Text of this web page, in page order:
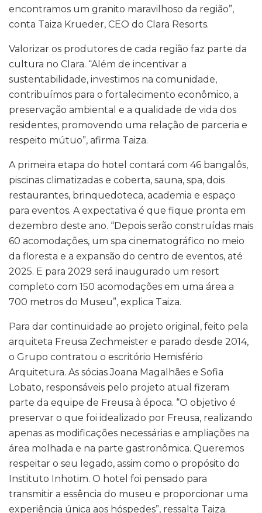
encontramos um granito maravilhoso da região”,
conta Taiza Krueder, CEO do Clara Resorts.
Valorizar os produtores de cada região faz parte da
cultura no Clara. “Além de incentivar a
sustentabilidade, investimos na comunidade,
contribuímos para o fortalecimento econômico, a
preservação ambiental e a qualidade de vida dos
residentes, promovendo uma relação de parceria e
respeito mútuo”, afirma Taiza.
A primeira etapa do hotel contará com 46 bangalôs,
piscinas climatizadas e coberta, sauna, spa, dois
restaurantes, brinquedoteca, academia e espaço
para eventos. A expectativa é que fique pronta em
dezembro deste ano. “Depois serão construídas mais
60 acomodações, um spa cinematográfico no meio
da floresta e a expansão do centro de eventos, até
2025. E para 2029 será inaugurado um resort
completo com 150 acomodações em uma área a
700 metros do Museu”, explica Taiza.
Para dar continuidade ao projeto original, feito pela
arquiteta Freusa Zechmeister e parado desde 2014,
o Grupo contratou o escritório Hemisfério
Arquitetura. As sócias Joana Magalhães e Sofia
Lobato, responsáveis pelo projeto atual fizeram
parte da equipe de Freusa à época. “O objetivo é
preservar o que foi idealizado por Freusa, realizando
apenas as modificações necessárias e ampliações na
área molhada e na parte gastronômica. Queremos
respeitar o seu legado, assim como o propósito do
Instituto Inhotim. O hotel foi pensado para
transmitir a essência do museu e proporcionar uma
experiência única aos hóspedes”, ressalta Taiza.